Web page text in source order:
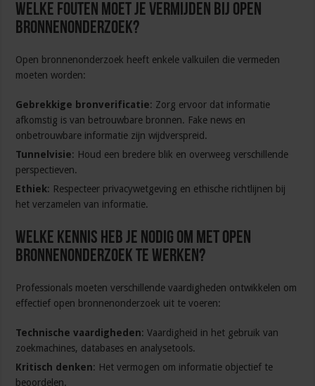
Welke fouten moet je vermijden bij open
bronnenonderzoek?
Open bronnenonderzoek heeft enkele valkuilen die vermeden
moeten worden:
Gebrekkige bronverificatie: Zorg ervoor dat informatie
afkomstig is van betrouwbare bronnen. Fake news en
onbetrouwbare informatie zijn wijdverspreid.
Tunnelvisie: Houd een bredere blik en overweeg verschillende
perspectieven.
Ethiek: Respecteer privacywetgeving en ethische richtlijnen bij
het verzamelen van informatie.
Welke kennis heb je nodig om met open
bronnenonderzoek te werken?
Professionals moeten verschillende vaardigheden ontwikkelen om
effectief open bronnenonderzoek uit te voeren:
Technische vaardigheden: Vaardigheid in het gebruik van
zoekmachines, databases en analysetools.
Kritisch denken: Het vermogen om informatie objectief te
beoordelen.